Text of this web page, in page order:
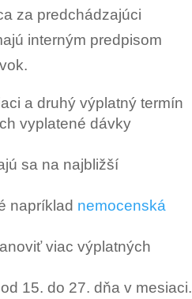
za predchádzajúci
interným predpisom
a druhý výplatný termín
vyplatené dávky
sa na najbližší
napríklad nemocenská
viac výplatných
15. do 27. dňa v mesiaci.